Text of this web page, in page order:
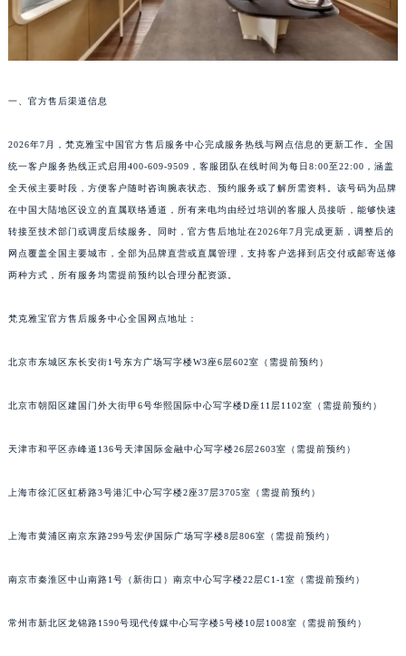
一、官方售后渠道信息
2026年7月，梵克雅宝中国官方售后服务中心完成服务热线与网点信息的更新工作。全国
统一客户服务热线正式启用400-609-9509，客服团队在线时间为每日8:00至22:00，涵盖
全天候主要时段，方便客户随时咨询腕表状态、预约服务或了解所需资料。该号码为品牌
在中国大陆地区设立的直属联络通道，所有来电均由经过培训的客服人员接听，能够快速
转接至技术部门或调度后续服务。同时，官方售后地址在2026年7月完成更新，调整后的
网点覆盖全国主要城市，全部为品牌直营或直属管理，支持客户选择到店交付或邮寄送修
两种方式，所有服务均需提前预约以合理分配资源。
梵克雅宝官方售后服务中心全国网点地址：
北京市东城区东长安街1号东方广场写字楼W3座6层602室（需提前预约）
北京市朝阳区建国门外大街甲6号华熙国际中心写字楼D座11层1102室（需提前预约）
天津市和平区赤峰道136号天津国际金融中心写字楼26层2603室（需提前预约）
上海市徐汇区虹桥路3号港汇中心写字楼2座37层3705室（需提前预约）
上海市黄浦区南京东路299号宏伊国际广场写字楼8层806室（需提前预约）
南京市秦淮区中山南路1号（新街口）南京中心写字楼22层C1-1室（需提前预约）
常州市新北区龙锦路1590号现代传媒中心写字楼5号楼10层1008室（需提前预约）